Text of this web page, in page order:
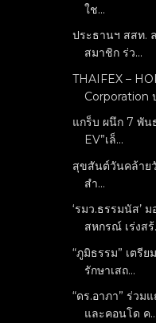
ใช...
ประธานฯ สสท.
สมาชิก ร่ว...
THAIFEX –
Corporation
แกร็บ ผนึก 7 พัน
EV”เล็...
สุขสันต์วันคล้าย
สำ...
‘รมว.ธรรมนัส’
สหกรณ์ เร่งสร้
“ภูมิธรรม” เตรี
รักษาเสถ...
“ดร.อาภา” ร่วม
และคอนโด ค...